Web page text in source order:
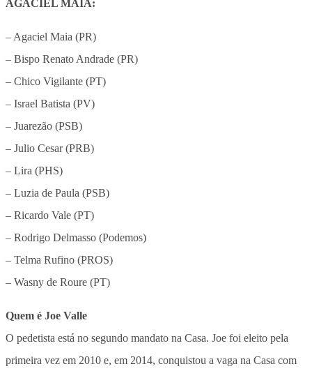
AGACIEL MAIA:
– Agaciel Maia (PR)
– Bispo Renato Andrade (PR)
– Chico Vigilante (PT)
– Israel Batista (PV)
– Juarezão (PSB)
– Julio Cesar (PRB)
– Lira (PHS)
– Luzia de Paula (PSB)
– Ricardo Vale (PT)
– Rodrigo Delmasso (Podemos)
– Telma Rufino (PROS)
– Wasny de Roure (PT)
Quem é Joe Valle
O pedetista está no segundo mandato na Casa. Joe foi eleito pela
primeira vez em 2010 e, em 2014, conquistou a vaga na Casa com